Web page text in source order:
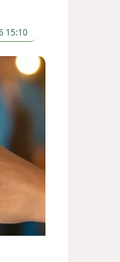
15:10